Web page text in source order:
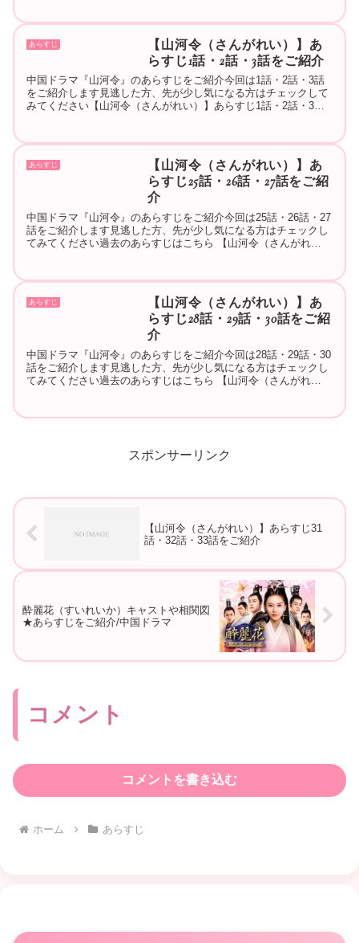
あらすじ
【山河令（さんがれい）】あ
らすじ1話・2話・3話をご紹介
中国ドラマ『山河令』のあらすじをご紹介今回は1話・2話・3話
をご紹介します見逃した方、先が少し気になる方はチェックして
みてください【山河令（さんがれい）】あらすじ1話・2話・3話
あらすじ
【山河令（さんがれい）】あ
らすじ25話・26話・27話をご紹
介
中国ドラマ『山河令』のあらすじをご紹介今回は25話・26話・27
話をご紹介します見逃した方、先が少し気になる方はチェックし
てみてください過去のあらすじはこちら 【山河令（さんがれ
あらすじ
【山河令（さんがれい）】あ
らすじ28話・29話・30話をご紹
介
中国ドラマ『山河令』のあらすじをご紹介今回は28話・29話・30
話をご紹介します見逃した方、先が少し気になる方はチェックし
てみてください過去のあらすじはこちら 【山河令（さんがれ
スポンサーリンク
【山河令（さんがれい）】あらすじ31
話・32話・33話をご紹介
酔麗花（すいれいか）キャストや相関図
★あらすじをご紹介/中国ドラマ
コメント
コメントを書き込む
ホーム あらすじ